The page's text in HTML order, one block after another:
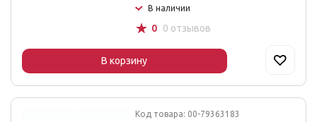
В наличии
☆ 0 0 отзывов
В корзину
Код товара: 00-79363183